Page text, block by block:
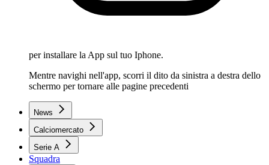
per installare la App sul tuo Iphone.
Mentre navighi nell'app, scorri il dito da sinistra a destra dello
schermo per tornare alle pagine precedenti
News
Calciomercato
Serie A
Squadra